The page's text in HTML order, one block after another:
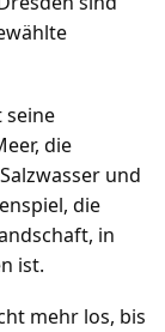
seine
die
und
die
in
ist.
mehr los, bis